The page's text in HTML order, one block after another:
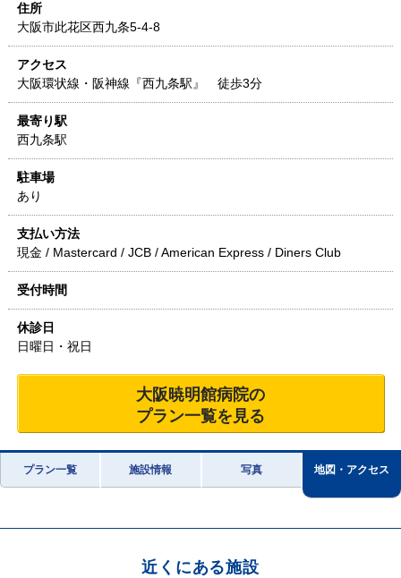
住所
大阪市此花区西九条5-4-8
アクセス
大阪環状線・阪神線『西九条駅』 徒歩3分
最寄り駅
西九条駅
駐車場
あり
支払い方法
現金 / Mastercard / JCB / American Express / Diners Club
受付時間
休診日
日曜日・祝日
大阪暁明館病院の
プラン一覧を見る
プラン一覧 施設情報 写真 地図・アクセス
近くにある施設